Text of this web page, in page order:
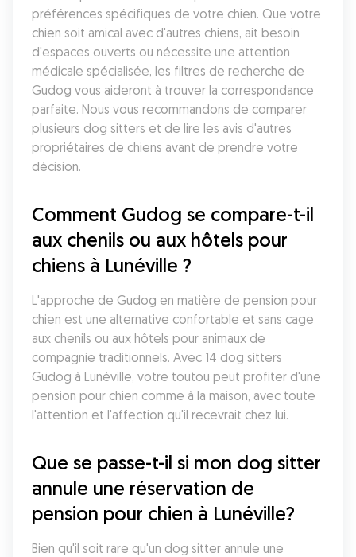
préférences spécifiques de votre chien. Que votre
chien soit amical avec d'autres chiens, ait besoin
d'espaces ouverts ou nécessite une attention
médicale spécialisée, les filtres de recherche de
Gudog vous aideront à trouver la correspondance
parfaite. Nous vous recommandons de comparer
plusieurs dog sitters et de lire les avis d'autres
propriétaires de chiens avant de prendre votre
décision.
Comment Gudog se compare-t-il
aux chenils ou aux hôtels pour
chiens à Lunéville ?
L'approche de Gudog en matière de pension pour
chien est une alternative confortable et sans cage
aux chenils ou aux hôtels pour animaux de
compagnie traditionnels. Avec 14 dog sitters
Gudog à Lunéville, votre toutou peut profiter d'une
pension pour chien comme à la maison, avec toute
l'attention et l'affection qu'il recevrait chez lui.
Que se passe-t-il si mon dog sitter
annule une réservation de
pension pour chien à Lunéville?
Bien qu'il soit rare qu'un dog sitter annule une